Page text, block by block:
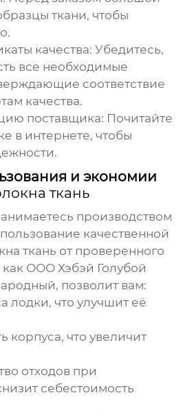
ткани, чтобы
качества: Убедитесь,
все необходимые
соответствие
качества.
поставщика: Почитайте
в интернете, чтобы
и экономии
ткань
производством
качественной
ткань от проверенного
как ООО Хэбэй Голубой
позволит вам:
лодки, что улучшит её
корпуса, что увеличит
отходов при
себестоимость